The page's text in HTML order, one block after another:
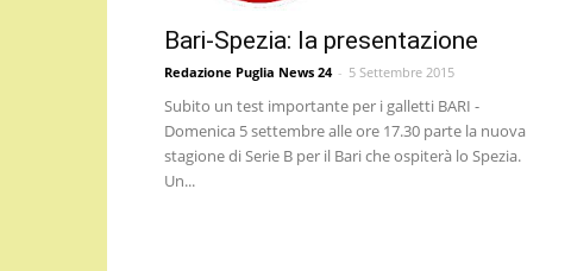
Bari-Spezia: la presentazione
Redazione Puglia News 24 - 5 Settembre 2015
Subito un test importante per i galletti BARI -
Domenica 5 settembre alle ore 17.30 parte la nuova
stagione di Serie B per il Bari che ospiterà lo Spezia.
Un...